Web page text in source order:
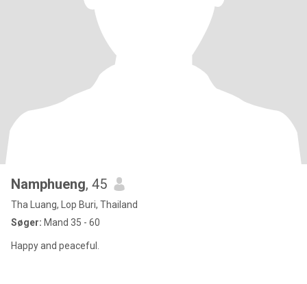
Namphueng, 45
Tha Luang, Lop Buri, Thailand
Søger: Mand 35 - 60
Happy and peaceful.